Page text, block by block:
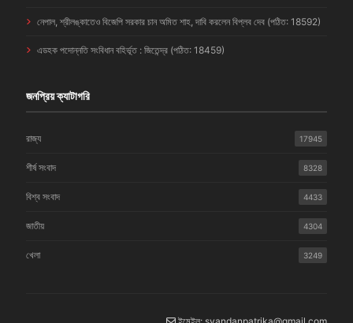
নেপাল, শ্রীলঙ্কাতেও বিজেপি সরকার চান অমিত শাহ, দাবি করলেন বিপ্লব দেব (পঠিত: 18592)
এডহক পদোন্নতি সংবিধান বহির্ভূত : জিতেন্দ্র (পঠিত: 18459)
জনপ্রিয় ক্যাটাগরি
রাজ্য 17945
শীর্ষ সংবাদ 8328
বিশ্ব সংবাদ 4433
জাতীয় 4304
খেলা 3249